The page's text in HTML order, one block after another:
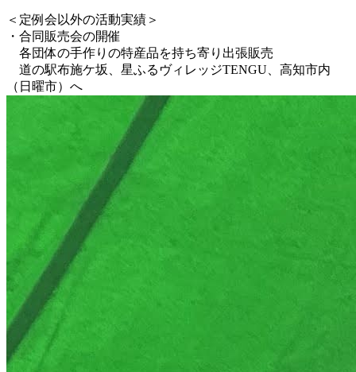
＜定例会以外の活動実績＞
・合同販売会の開催
各団体の手作りの特産品を持ち寄り出張販売
道の駅布施ケ坂、星ふるヴィレッジTENGU、高知市内
（日曜市）へ